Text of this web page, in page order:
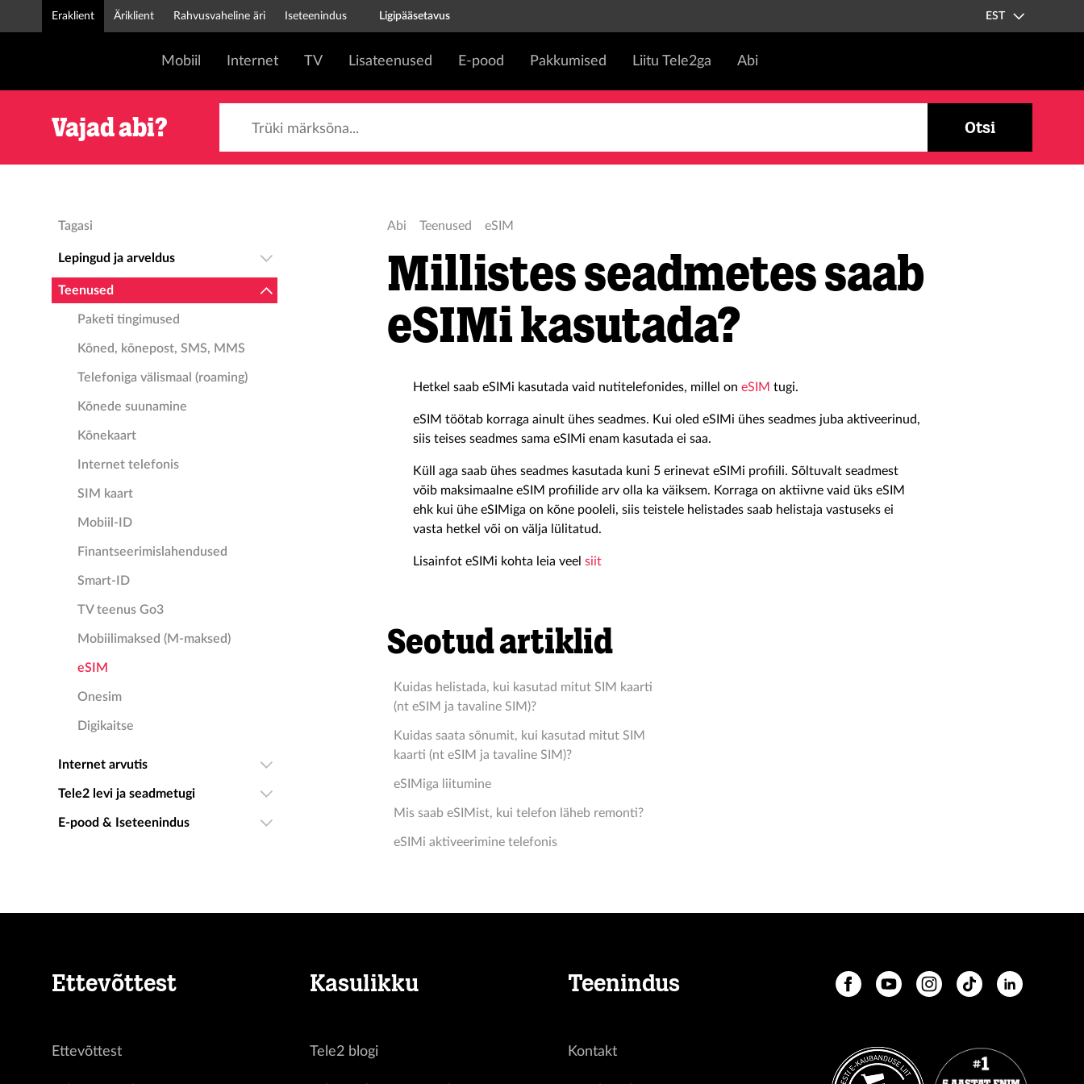
Eraklient Äriklient Rahvusvaheline äri Iseteenindus Ligipääsetavus EST
Mobiil Internet TV Lisateenused E-pood Pakkumised Liitu Tele2ga Abi
Vajad abi? Otsi
Tagasi
Lepingud ja arveldus
Teenused
Paketi tingimused
Kõned, kõnepost, SMS, MMS
Telefoniga välismaal (roaming)
Kõnede suunamine
Kõnekaart
Internet telefonis
SIM kaart
Mobiil-ID
Finantseerimislahendused
Smart-ID
TV teenus Go3
Mobiilimaksed (M-maksed)
eSIM
Onesim
Digikaitse
Internet arvutis
Tele2 levi ja seadmetugi
E-pood & Iseteenindus
Abi Teenused eSIM
Millistes seadmetes saab
eSIMi kasutada?
Hetkel saab eSIMi kasutada vaid nutitelefonides, millel on eSIM tugi.
eSIM töötab korraga ainult ühes seadmes. Kui oled eSIMi ühes seadmes juba aktiveerinud,
siis teises seadmes sama eSIMi enam kasutada ei saa.
Küll aga saab ühes seadmes kasutada kuni 5 erinevat eSIMi profiili. Sõltuvalt seadmest
võib maksimaalne eSIM profiilide arv olla ka väiksem. Korraga on aktiivne vaid üks eSIM
ehk kui ühe eSIMiga on kõne pooleli, siis teistele helistades saab helistaja vastuseks ei
vasta hetkel või on välja lülitatud.
Lisainfot eSIMi kohta leia veel siit
Seotud artiklid
Kuidas helistada, kui kasutad mitut SIM kaarti
(nt eSIM ja tavaline SIM)?
Kuidas saata sõnumit, kui kasutad mitut SIM
kaarti (nt eSIM ja tavaline SIM)?
eSIMiga liitumine
Mis saab eSIMist, kui telefon läheb remonti?
eSIMi aktiveerimine telefonis
Ettevõttest
Ettevõttest
Kasulikku
Tele2 blogi
Teenindus
Kontakt